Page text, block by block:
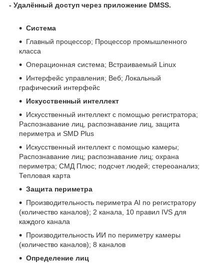
- Удалённый доступ через приложение DMSS.
Система
Главный процессор; Процессор промышленного
класса
Операционная система; Встраиваемый Linux
Интерфейс управления; Веб; Локальный
графический интерфейс
Искусственный интеллект
Искусственный интеллект с помощью регистратора;
Распознавание лиц, распознавание лиц, защита
периметра и SMD Plus
Искусственный интеллект с помощью камеры;
Распознавание лиц; распознавание лиц; охрана
периметра; СМД Плюс; подсчет людей; стереоанализ;
Тепловая карта
Защита периметра
Производительность периметра AI по регистратору
(количество каналов); 2 канала, 10 правил IVS для
каждого канала
Производительность ИИ по периметру камеры
(количество каналов); 8 каналов
Определение лиц